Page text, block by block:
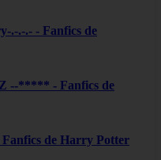
.-.-.- - Fanfics de
--***** - Fanfics de
de Harry Potter